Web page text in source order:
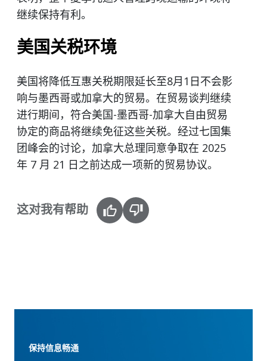
继续保持有利。
美国关税环境
美国将降低互惠关税期限延长至8月1日不会影
响与墨西哥或加拿大的贸易。在贸易谈判继续
进行期间，符合美国-墨西哥-加拿大自由贸易
协定的商品将继续免征这些关税。经过七国集
团峰会的讨论，加拿大总理同意争取在 2025
年 7 月 21 日之前达成一项新的贸易协议。
这对我有帮助
保持信息畅通